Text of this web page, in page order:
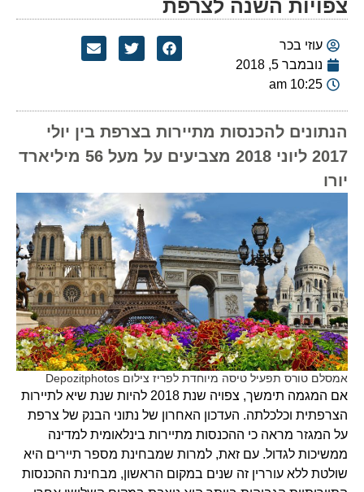
צפויות השנה לצרפת
עוזי בכר
נובמבר 5, 2018
10:25 am
הנתונים להכנסות מתיירות בצרפת בין יולי
2017 ליוני 2018 מצביעים על מעל 56 מיליארד
יורו
אמסלם טורס תפעיל טיסה מיוחדת לפריז צילום Depozitphotos
אם המגמה תימשך, צפויה שנת 2018 להיות שנת שיא לתיירות
הצרפתית וכלכלתה. העדכון האחרון של נתוני הבנק של צרפת
על המגזר מראה כי ההכנסות מתיירות בינלאומית למדינה
ממשיכות לגדול. עם זאת, למרות שמבחינת מספר תיירים היא
שולטת ללא עוררין זה שנים במקום הראשון, מבחינת ההכנסות